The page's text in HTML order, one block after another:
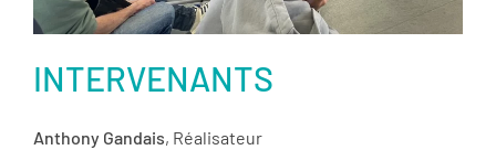
INTERVENANTS
Anthony Gandais, Réalisateur